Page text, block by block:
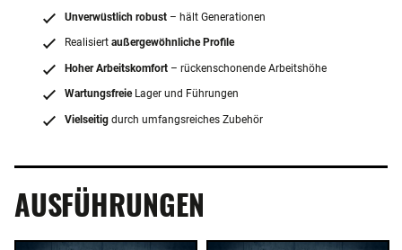
Unverwüstlich robust – hält Generationen
Realisiert außergewöhnliche Profile
Hoher Arbeitskomfort – rückenschonende Arbeitshöhe
WartungsfreieLager und Führungen
Vielseitig durch umfangsreiches Zubehör
AUSFÜHRUNGEN